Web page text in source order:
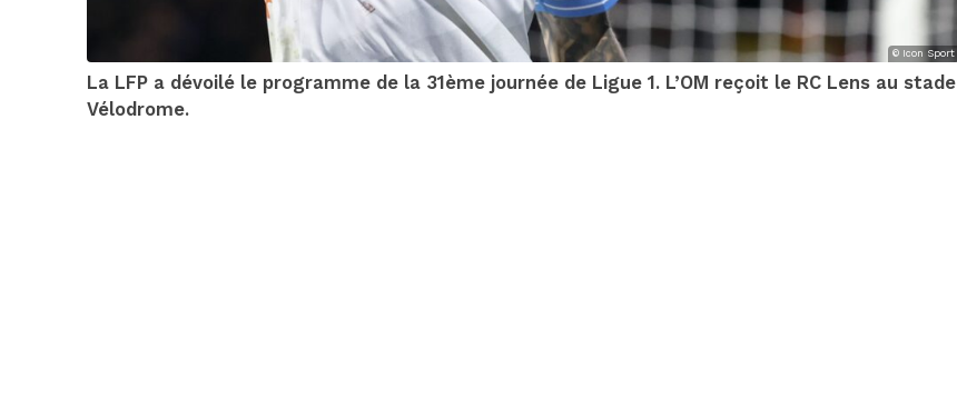
© Icon Sport
La LFP a dévoilé le programme de la 31ème journée de Ligue 1. L’OM reçoit le RC Lens au stade
Vélodrome.